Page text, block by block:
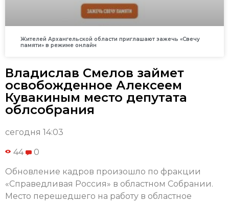
Жителей Архангельской области приглашают зажечь «Свечу
памяти» в режиме онлайн
Владислав Смелов займет
освобожденное Алексеем
Кувакиным место депутата
облсобрания
сегодня 14:03
44 0
Обновление кадров произошло по фракции
«Справедливая Россия» в областном Собрании.
Место перешедшего на работу в областное